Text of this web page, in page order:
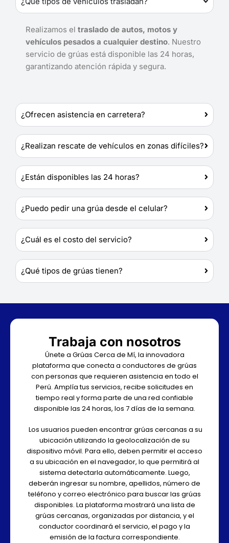
Realizamos el traslado de autos, motos y
vehículos pesados a cualquier destino. Nuestro
servicio de grúas está disponible las 24 horas,
garantizando atención rápida y segura.
¿Ofrecen asistencia en carretera?
¿Realizan rescate de vehículos en zonas difíciles?
¿Están disponibles las 24 horas?
¿Puedo pedir una grúa desde el celular?
¿Cuál es el costo del servicio?
¿Qué tipos de grúas tienen?
Trabaja con nosotros
Únete a Grúas Cerca de Mí, la innovadora
plataforma que conecta a conductores de grúas
con personas que requieren asistencia en todo el
Perú. Amplía tus servicios, recibe solicitudes en
tiempo real y forma parte de una red confiable
disponible las 24 horas, los 7 días de la semana.
Los usuarios pueden encontrar grúas cercanas a su
ubicación utilizando la geolocalización de su
dispositivo móvil. Para ello, deben permitir el acceso
a su ubicación en el navegador, lo que permitirá al
sistema detectarla automáticamente. Luego,
deberán ingresar su nombre, apellidos, número de
teléfono y correo electrónico para buscar las grúas
disponibles. La plataforma mostrará una lista de
grúas cercanas, organizadas por distancia, y el
conductor coordinará el servicio, el pago y la
emisión de la factura correspondiente.